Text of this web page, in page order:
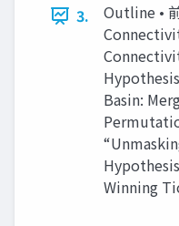
3.
Outline •
Basin:
Winning